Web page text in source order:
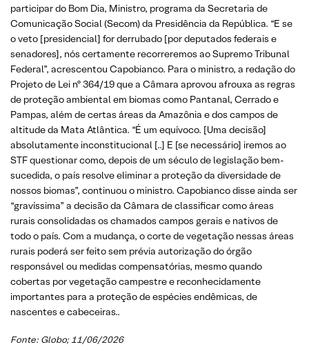
participar do Bom Dia, Ministro, programa da Secretaria de
Comunicação Social (Secom) da Presidência da República. “E se
o veto [presidencial] for derrubado [por deputados federais e
senadores], nós certamente recorreremos ao Supremo Tribunal
Federal”, acrescentou Capobianco. Para o ministro, a redação do
Projeto de Lei nº 364/19 que a Câmara aprovou afrouxa as regras
de proteção ambiental em biomas como Pantanal, Cerrado e
Pampas, além de certas áreas da Amazônia e dos campos de
altitude da Mata Atlântica. “É um equívoco. [Uma decisão]
absolutamente inconstitucional [..] E [se necessário] iremos ao
STF questionar como, depois de um século de legislação bem-
sucedida, o país resolve eliminar a proteção da diversidade de
nossos biomas”, continuou o ministro. Capobianco disse ainda ser
“gravíssima” a decisão da Câmara de classificar como áreas
rurais consolidadas os chamados campos gerais e nativos de
todo o país. Com a mudança, o corte de vegetação nessas áreas
rurais poderá ser feito sem prévia autorização do órgão
responsável ou medidas compensatórias, mesmo quando
cobertas por vegetação campestre e reconhecidamente
importantes para a proteção de espécies endêmicas, de
nascentes e cabeceiras..
Fonte: Globo; 11/06/2026